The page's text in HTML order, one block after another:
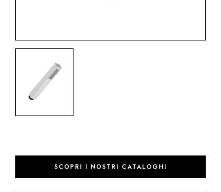
SCOPRI I NOSTRI CATALOGHI